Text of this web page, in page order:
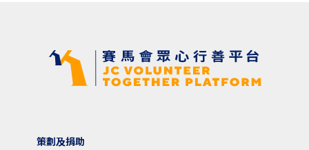
策劃及捐助